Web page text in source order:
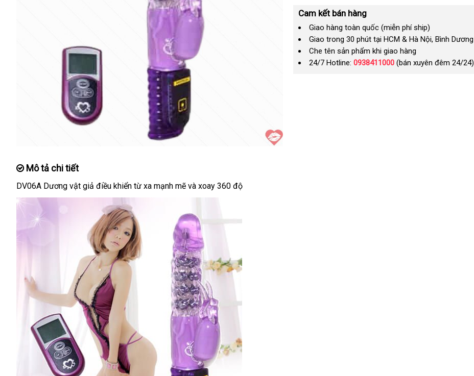
Cam kết bán hàng
Giao hàng toàn quốc (miễn phí ship)
Giao trong 30 phút tại HCM & Hà Nội, Bình Dương
Che tên sản phẩm khi giao hàng
24/7 Hotline: 0938411000(bán xuyên đêm 24/24)
Mô tả chi tiết
DV06A Dương vật giả điều khiển từ xa mạnh mẽ giá
và xoay 360 độ